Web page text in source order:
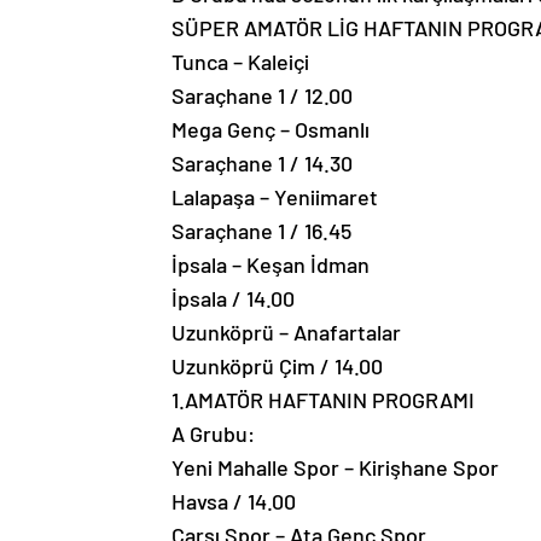
SÜPER AMATÖR LİG HAFTANIN
Tunca – Kaleiçi
Saraçhane 1 / 12.00
Mega Genç – Osmanlı
Saraçhane 1 / 14.30
Lalapaşa – Yeniimaret
Saraçhane 1 / 16.45
İpsala – Keşan İdman
İpsala / 14.00
Uzunköprü – Anafartalar
Uzunköprü Çim / 14.00
1.AMATÖR HAFTANIN PROGRAMI
A Grubu:
Yeni Mahalle Spor – Kirişhane Spor
Havsa / 14.00
Çarşı Spor – Ata Genç Spor